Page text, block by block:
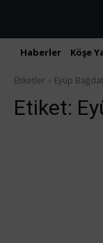
Haberler Köşe
Etiketler Eyüp Bağdat
Etiket: